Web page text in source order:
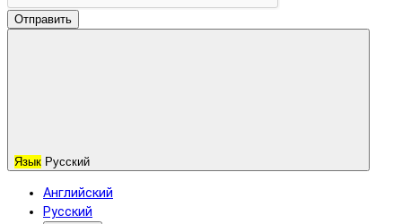
Отправить
Язык Русский
Английский
Русский